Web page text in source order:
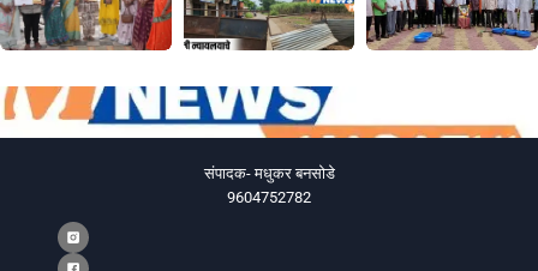
संपादक- मधुकर बनसोडे
9604752782